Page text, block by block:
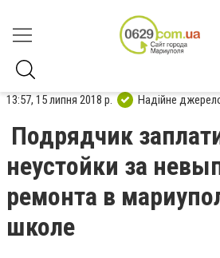
13:57, 15 липня 2018 р. Надійне
Подрядчик
неустойки за
ремонта в
школе